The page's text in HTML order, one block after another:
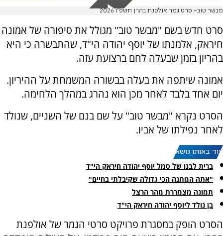
מבשר טוב- סרט גמר אולפנת בהרן תשפ"ו 2026
סרט חדש בשם "מבשר טוב" מגולל את סיפורה של אמונה
חיראק, אלמנתו של יוסף יהודה הי"ד, שהתבשרה כי היא
בהריון בזמן שבעלה לחם ברצועת עזה.
אמונה שיתפה את בעלה בבשורה המשמחת על ההיריון.
יום אחד בלבד לאחר מכן הוא נהרג במהלך הלחימה.
הסרט נקרא "מבשר טוב" על שם בנם של השניים, שנולד
לאחר נפילתו של אביו.
עוד באותו נושא:
ברית לבנו של סמל יוסף יהודה חיראק הי"ד
"אתה המתנה הכי גדולה שקיבלתי בחיים"
תמונה מצמררת מהר הרצל
בן נולד ליוסף יהודה חיראק הי"ד
הסרט הופק במסגרת פרויקט סרטי הגמר של אולפנת